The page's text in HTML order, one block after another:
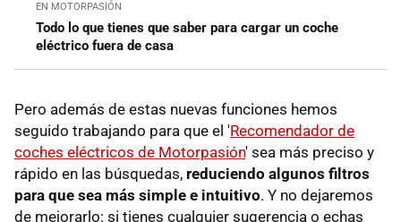
EN MOTORPASIÓN
Todo lo que tienes que saber para cargar un coche
eléctrico fuera de casa
Pero además de estas nuevas funciones hemos
seguido trabajando para que el 'Recomendador de
coches eléctricos de Motorpasión' sea más preciso y
rápido en las búsquedas, reduciendo algunos filtros
para que sea más simple e intuitivo. Y no dejaremos
de mejorarlo: si tienes cualquier sugerencia o echas